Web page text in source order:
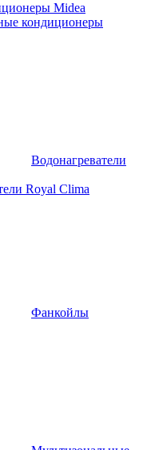
Midea
кондиционеры
Водонагреватели
Royal Clima
Фанкойлы